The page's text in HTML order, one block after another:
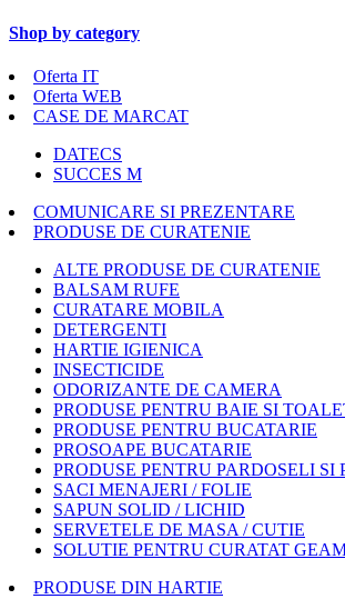
Shop by category
Oferta IT
Oferta WEB
CASE DE MARCAT
DATECS
SUCCES M
COMUNICARE SI PREZENTARE
PRODUSE DE CURATENIE
ALTE PRODUSE DE CURATENIE
BALSAM RUFE
CURATARE MOBILA
DETERGENTI
HARTIE IGIENICA
INSECTICIDE
ODORIZANTE DE CAMERA
PRODUSE PENTRU BAIE SI
PRODUSE PENTRU BUCATARIE
PROSOAPE BUCATARIE
PRODUSE PENTRU PARDOSELI SI
SACI MENAJERI / FOLIE
SAPUN SOLID / LICHID
SERVETELE DE MASA / CUTIE
SOLUTIE PENTRU CURATAT
PRODUSE DIN HARTIE